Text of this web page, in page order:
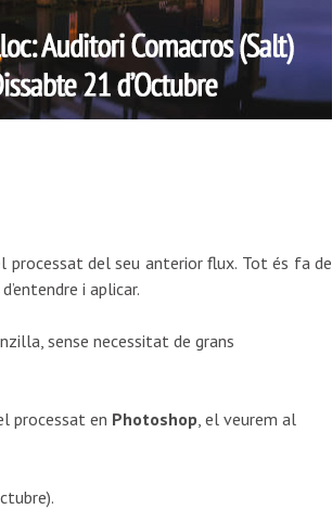
processat del seu anterior flux. Tot és fa de
i aplicar.
sense necessitat de grans
processat en Photoshop , el veurem al